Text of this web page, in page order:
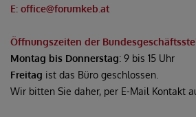
E: office@forumkeb.at
Öffnungszeiten der
Montag bis Donnerstag: 9 bis 15 Uhr
Freitag ist das Büro geschlossen.
Wir bitten Sie daher, per E-Mail Kontakt